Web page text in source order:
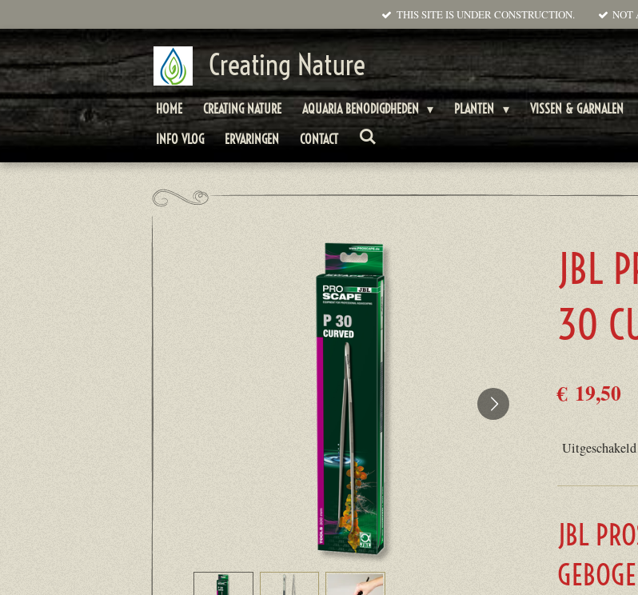
naar
de
hoofdinhoud
THIS SITE IS UNDER CONSTRUCTION. NOT
Creating Nature
HOME CREATING NATURE AQUARIA BENODIGDHEDEN PLANTEN VISSEN & GARNALEN
INFO VLOG
ERVARINGEN CONTACT
JBL
30
€ 19,50
Uitgeschakeld
JBL